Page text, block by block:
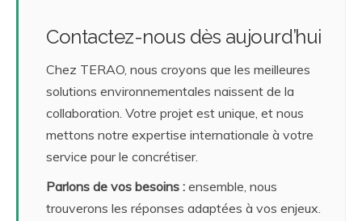
Contactez-nous dès aujourd’hui
Chez TERAO, nous croyons que les meilleures
solutions environnementales naissent de la
collaboration. Votre projet est unique, et nous
mettons notre expertise internationale à votre
service pour le concrétiser.
Parlons de vos besoins : ensemble, nous
trouverons les réponses adaptées à vos enjeux.